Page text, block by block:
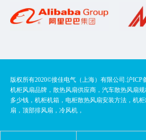
版权所有2020©️接佳电气（上海）有限公司.沪ICP
机柜风扇品牌，散热风扇供应商，汽车散热风扇
多少钱，机柜机箱，电柜散热风扇安装方法，机
扇，顶部排风扇，冷风机，